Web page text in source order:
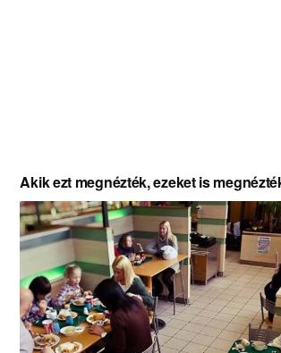
Akik ezt megnézték, ezeket is